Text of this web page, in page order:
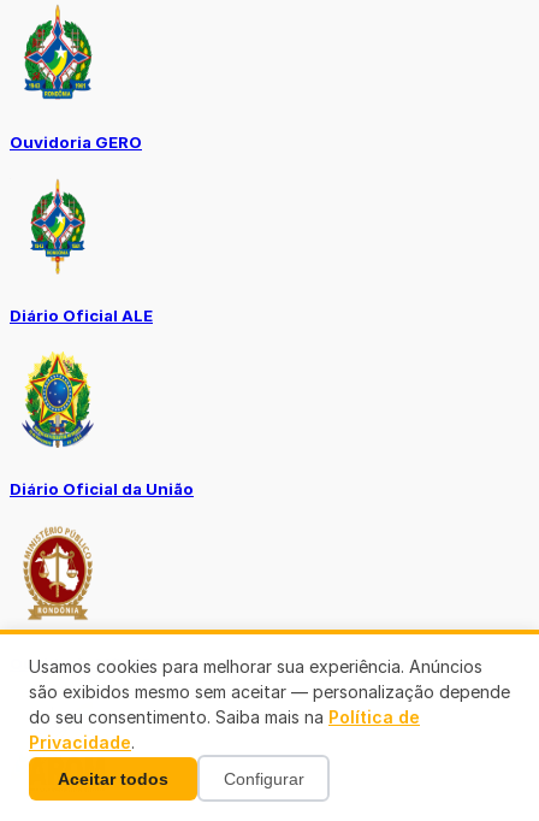
Ouvidoria GERO
Diário Oficial ALE
Diário Oficial da União
Ouvidoria MP-RO
Usamos cookies para melhorar sua experiência. Anúncios
são exibidos mesmo sem aceitar — personalização depende
do seu consentimento. Saiba mais na Política de
Privacidade.
Aceitar todos Configurar